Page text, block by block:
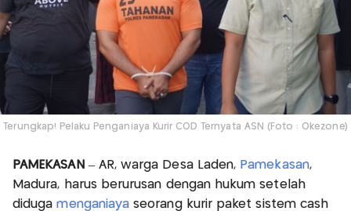
Terungkap! Pelaku Penganiaya Kurir COD Ternyata ASN (Foto : Okezone)
PAMEKASAN– AR, warga Desa Laden, Pamekasan,
Madura, harus berurusan dengan hukum setelah
didugamenganiayaseorang kurir paket sistem cash